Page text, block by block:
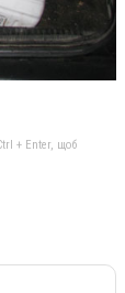
+ Enter, щоб